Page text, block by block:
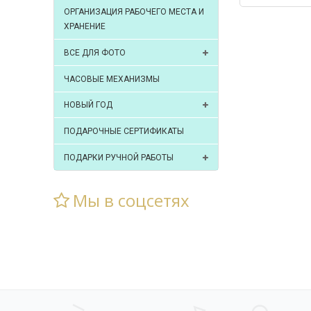
ОРГАНИЗАЦИЯ РАБОЧЕГО МЕСТА И
ХРАНЕНИЕ
ВСЕ ДЛЯ ФОТО
ЧАСОВЫЕ МЕХАНИЗМЫ
НОВЫЙ ГОД
ПОДАРОЧНЫЕ СЕРТИФИКАТЫ
ПОДАРКИ РУЧНОЙ РАБОТЫ
Мы в соцсетях